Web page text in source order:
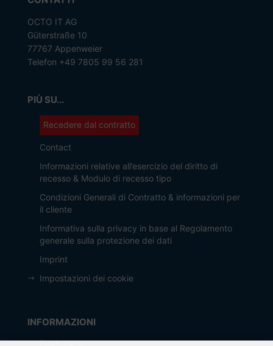
OCTO IT AG
Güterstraße 10
77767 Appenweier
Telefon +49 7805 99 56 281
PIÙ SU...
Recedere dal contratto
Contact
Informazioni relative all’esercizio del diritto di
recesso & Modulo di recesso tipo
Condizioni Generali di Contratto & informazioni per
il cliente
Informativa sulla privacy in base al Regolamento
generale sulla protezione dei dati
Imprint
Impostazioni dei cookie
INFORMAZIONI
Produttore